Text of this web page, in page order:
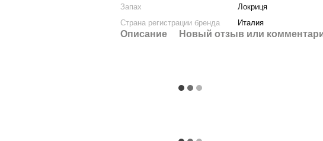
Запах
Локриця
Страна регистрации бренда
Италия
Описание Новый отзыв или